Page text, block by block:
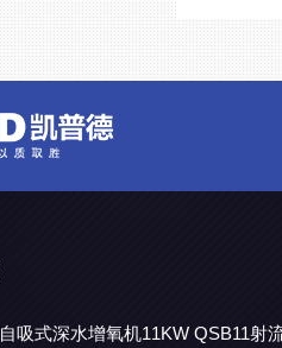
自吸式深水增氧机11KW QSB11射